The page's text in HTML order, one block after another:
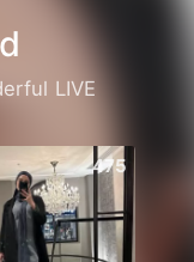
LIVE
475